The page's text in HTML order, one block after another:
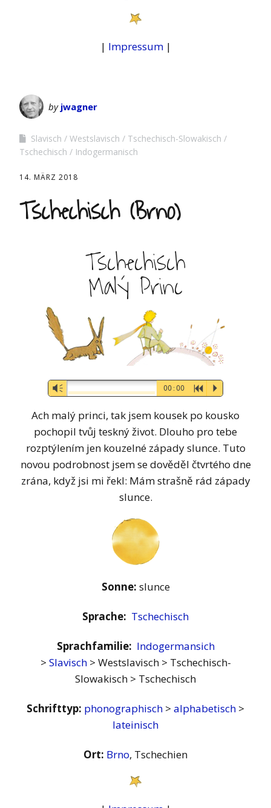
| Impressum|
by jwagner
Slavisch Westslavisch
Tschechisch-Slowakisch
Tschechisch
Indogermanisch
14. MÄRZ 2018
Tschechisch (Brno)
Tschechisch
Malý Princ
Audio-
Vm 00:00 R P
Ach malý princi, tak jsem kousek po kousko
pochopil tvůj teskný život. Dlouho pro tebe
rozptýlením jen kouzelné západy slunce. Tuto
novou podrobnost jsem se dověděl čtvrtého dne
zrána, když jsi mi řekl: Mám strašně rád západy
slunce.
Sonne: slunce
Sprache: Tschechisch
Sprachfamilie: Indogermansich
> Slavisch > Westslavisch > Tschechisch-
Slowakisch > Tschechisch
Schrifttyp: phonographisch > alphabetisch >
lateinisch
Ort: Brno, Tschechien